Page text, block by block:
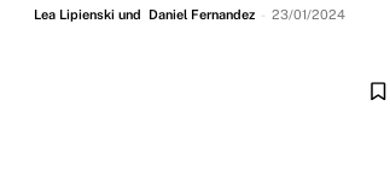
Lea Lipienski und Daniel Fernandez - 23/01/2024